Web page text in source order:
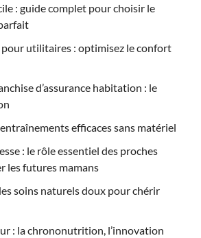
: guide complet pour choisir le
pour utilitaires : optimisez le confort
d’assurance habitation : le
efficaces sans matériel
: le rôle essentiel des proches
les futures mamans
soins naturels doux pour chérir
: la chrononutrition, l’innovation